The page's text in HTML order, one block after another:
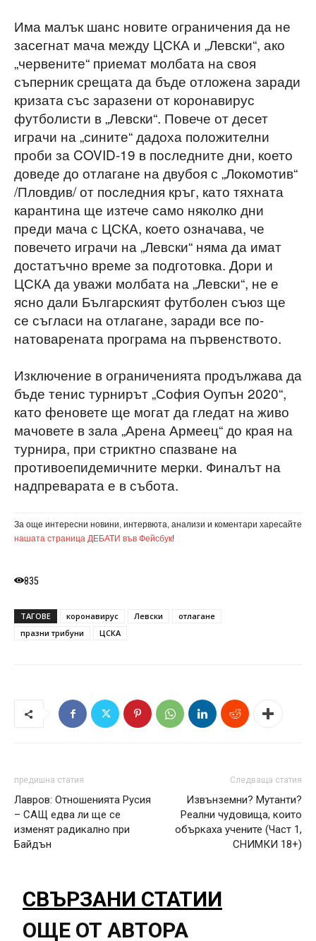
Има малък шанс новите ограничения да не
засегнат мача между ЦСКА и „Левски“, ако
„червените“ приемат молбата на своя
съперник срещата да бъде отложена заради
кризата със заразени от коронавирус
футболисти в „Левски“. Повече от десет
играчи на „сините“ дадоха положителни
проби за COVID-19 в последните дни, което
доведе до отлагане на двубоя с „Локомотив“
/Пловдив/ от последния кръг, като тяхната
карантина ще изтече само няколко дни
преди мача с ЦСКА, което означава, че
повечето играчи на „Левски“ няма да имат
достатъчно време за подготовка. Дори и
ЦСКА да уважи молбата на „Левски“, не е
ясно дали Българският футболен съюз ще
се съгласи на отлагане, заради все по-
натоварената програма на първенството.
Изключение в ограниченията продължава да
бъде тенис турнирът „София Оупън 2020“,
като феновете ще могат да гледат на живо
мачовете в зала „Арена Армеец“ до края на
турнира, при стриктно спазване на
противоепидемичните мерки. Финалът на
надпреварата е в събота.
За още интересни новини, интервюта, анализи и коментари харесайте
нашата страница ДЕБАТИ във Фейсбук!
835
ТАГОВЕ коронавирус Левски
отлагане
празни трибуни
ЦСКА
предишна статия
Лавров: Отношенията Русия
– САЩ едва ли ще се
изменят радикално при
Байдън
Следваща статия
Извънземни? Мутанти?
Реални чудовища, които
объркаха учените (Част 1,
СНИМКИ 18+)
СВЪРЗАНИ СТАТИИ
ОЩЕ ОТ АВТОРА